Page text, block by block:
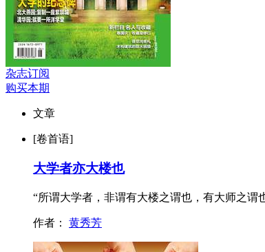
杂志订阅
购买本期
文章
[卷首语]
大学者亦大楼也
“所谓大学者，非谓有大楼之谓也，有大师之谓
作者： 黄秀芳